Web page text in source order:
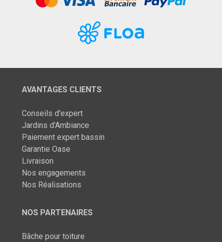
AVANTAGES CLIENTS
Conseils d'expert
Jardins d'Ambiance
Paiement expert bassin
Garantie Oase
Livraison
Nos engagements
Nos Réalisations
NOS PARTENAIRES
Bâche pour toiture